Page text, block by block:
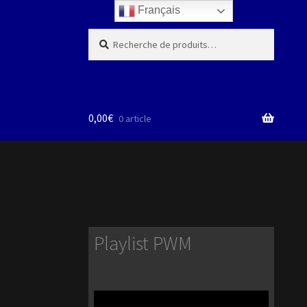
pour :
0,00€ 0 article
Playlist PWM
Français